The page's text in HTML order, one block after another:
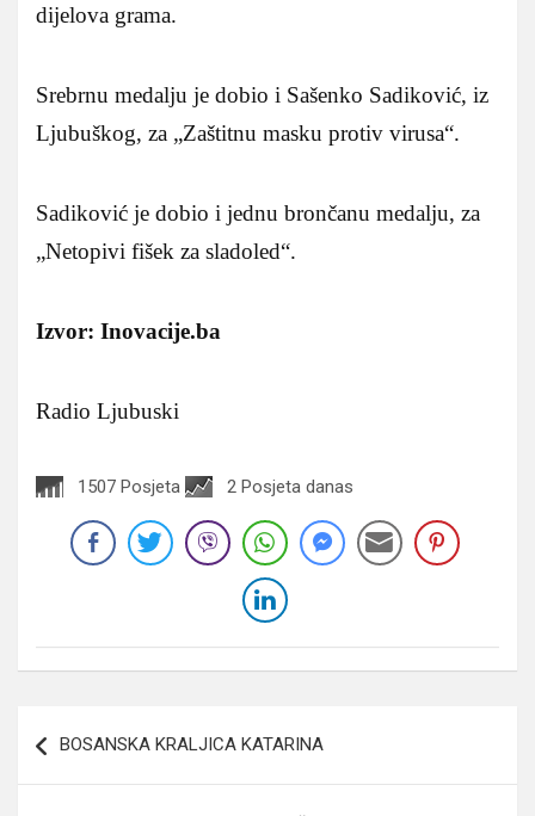
dijelova grama.
Srebrnu medalju je dobio i Sašenko Sadiković, iz
Ljubuškog, za „Zaštitnu masku protiv virusa“.
Sadiković je dobio i jednu brončanu medalju, za
„Netopivi fišek za sladoled“.
Izvor: Inovacije.ba
Radio Ljubuski
1507 Posjeta 2 Posjeta danas
članaka
BOSANSKA KRALJICA KATARINA